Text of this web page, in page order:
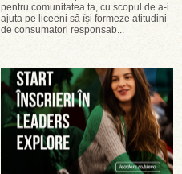
pentru comunitatea ta, cu scopul de a-i
ajuta pe liceeni să își formeze atitudini
de consumatori responsab...